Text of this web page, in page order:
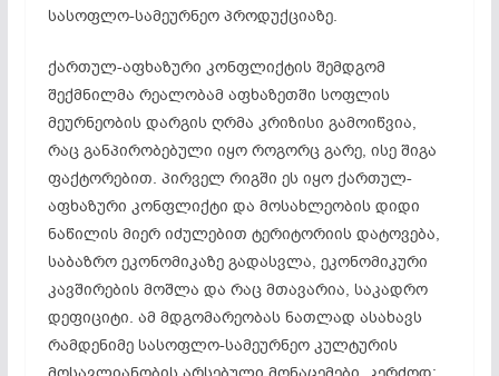
სასოფლო-სამეურნეო პროდუქციაზე.
ქართულ-აფხაზური კონფლიქტის შემდგომ
შექმნილმა რეალობამ აფხაზეთში სოფლის
მეურნეობის დარგის ღრმა კრიზისი გამოიწვია,
რაც განპირობებული იყო როგორც გარე, ისე შიგა
ფაქტორებით. პირველ რიგში ეს იყო ქართულ-
აფხაზური კონფლიქტი და მოსახლეობის დიდი
ნაწილის მიერ იძულებით ტერიტორიის დატოვება,
საბაზრო ეკონომიკაზე გადასვლა, ეკონომიკური
კავშირების მოშლა და რაც მთავარია, საკადრო
დეფიციტი. ამ მდგომარეობას ნათლად ასახავს
რამდენიმე სასოფლო-სამეურნეო კულტურის